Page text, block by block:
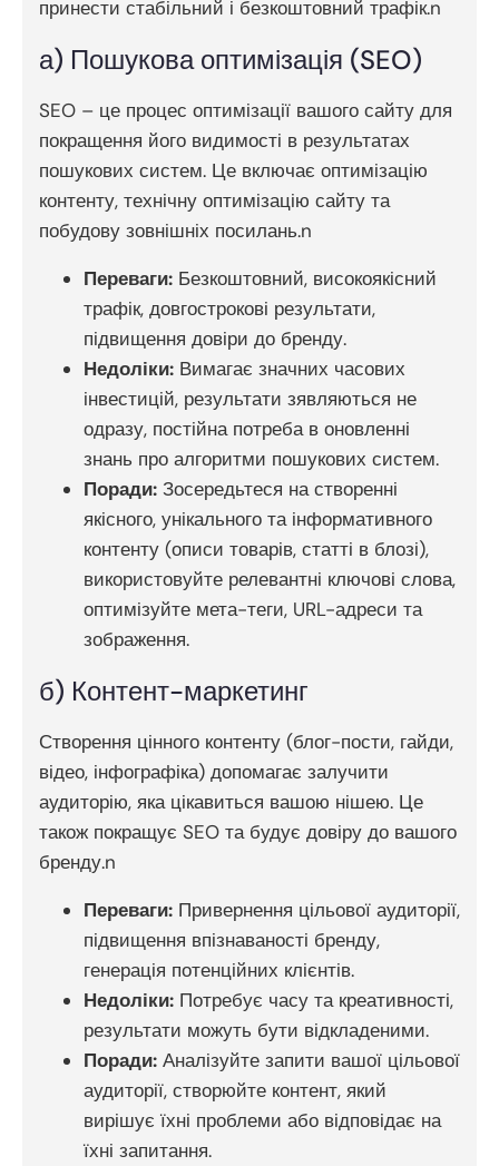
принести стабільний і безкоштовний трафік.n
а) Пошукова оптимізація (SEO)
SEO – це процес оптимізації вашого сайту для
покращення його видимості в результатах
пошукових систем. Це включає оптимізацію
контенту, технічну оптимізацію сайту та
побудову зовнішніх посилань.n
Переваги: Безкоштовний, високоякісний
трафік, довгострокові результати,
підвищення довіри до бренду.
Недоліки: Вимагає значних часових
інвестицій, результати зявляються не
одразу, постійна потреба в оновленні
знань про алгоритми пошукових систем.
Поради: Зосередьтеся на створенні
якісного, унікального та інформативного
контенту (описи товарів, статті в блозі),
використовуйте релевантні ключові слова,
оптимізуйте мета-теги, URL-адреси та
зображення.
б) Контент-маркетинг
Створення цінного контенту (блог-пости, гайди,
відео, інфографіка) допомагає залучити
аудиторію, яка цікавиться вашою нішею. Це
також покращує SEO та будує довіру до вашого
бренду.n
Переваги: Привернення цільової аудиторії,
підвищення впізнаваності бренду,
генерація потенційних клієнтів.
Недоліки: Потребує часу та креативності,
результати можуть бути відкладеними.
Поради: Аналізуйте запити вашої цільової
аудиторії, створюйте контент, який
вирішує їхні проблеми або відповідає на
їхні запитання.